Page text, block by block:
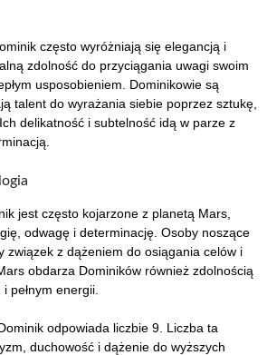
często wyróżniają się elegancją i
zdolność do przyciągania uwagi swoim
usposobieniem. Dominikowie są
talent do wyrażania siebie poprzez sztukę,
delikatność i subtelność idą w parze z
jest często kojarzone z planetą Mars,
odwagę i determinację. Osoby noszące
związek z dążeniem do osiągania celów i
obdarza Dominików również zdolnością
pełnym energii.
odpowiada liczbie 9. Liczba ta
duchowość i dążenie do wyższych